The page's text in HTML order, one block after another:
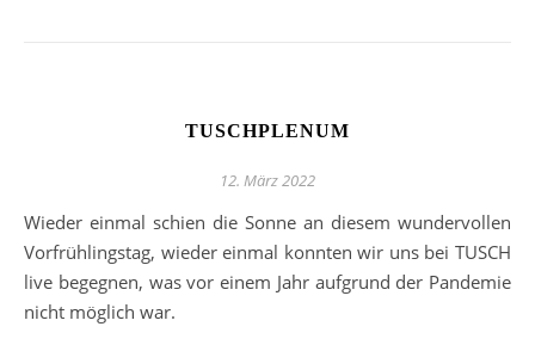
TUSCHPLENUM
12. März 2022
Wieder einmal schien die Sonne an diesem wundervollen
Vorfrühlingstag, wieder einmal konnten wir uns bei TUSCH
live begegnen, was vor einem Jahr aufgrund der Pandemie
nicht möglich war.